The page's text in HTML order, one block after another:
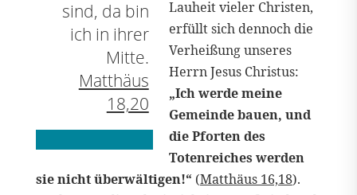
sind, da bin
ich in ihrer
Mitte.
Matthäus
18,20
Lauheit vieler Christen,
erfüllt sich dennoch die
Verheißung unseres
Herrn Jesus Christus:
„Ich werde meine
Gemeinde bauen, und
die Pforten des
Totenreiches werden
sie nicht überwältigen!“ (Matthäus 16,18).